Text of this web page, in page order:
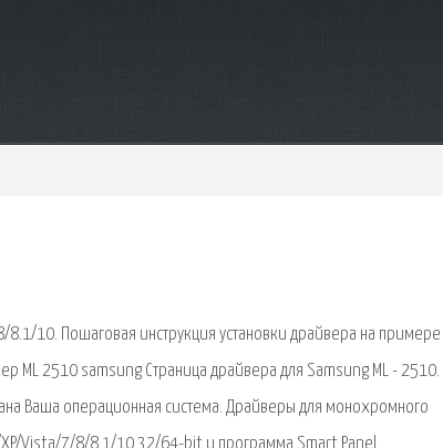
10. Пошаговая инструкция установки драйвера на примере
ML 2510 samsung Страница драйвера для Samsung ML - 2510.
Ваша операционная система. Драйверы для монохромного
Vista/7/8/8.1/10 32/64-bit и программа Smart Panel.